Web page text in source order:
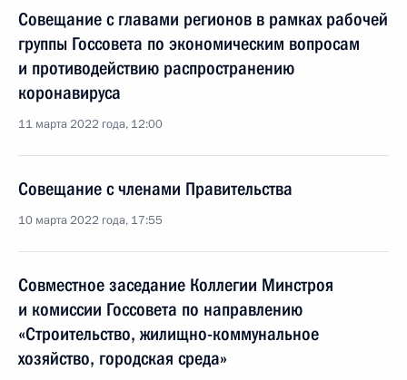
Совещание с главами регионов в рамках рабочей
группы Госсовета по экономическим вопросам
и противодействию распространению
коронавируса
11 марта 2022 года, 12:00
Совещание с членами Правительства
10 марта 2022 года, 17:55
Совместное заседание Коллегии Минстроя
и комиссии Госсовета по направлению
«Строительство, жилищно-коммунальное
хозяйство, городская среда»